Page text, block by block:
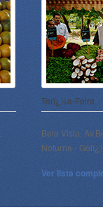
Terï¿½a-Feira
Bela Vista,
Noturna -
Ver lista